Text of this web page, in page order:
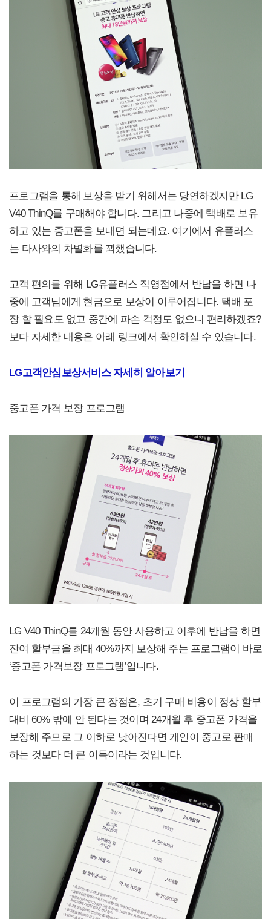
프로그램을 통해 보상을 받기 위해서는 당연하겠지만 LG
V40 ThinQ를 구매해야 합니다. 그리고 나중에 택배로 보유
하고 있는 중고폰을 보내면 되는데요. 여기에서 유플러스
는 타사와의 차별화를 꾀했습니다.
고객 편의를 위해 LG유플러스 직영점에서 반납을 하면 나
중에 고객님에게 현금으로 보상이 이루어집니다. 택배 포
장 할 필요도 없고 중간에 파손 걱정도 없으니 편리하겠죠?
보다 자세한 내용은 아래 링크에서 확인하실 수 있습니다.
LG고객안심보상서비스 자세히 알아보기
중고폰 가격 보장 프로그램
LG V40 ThinQ를 24개월 동안 사용하고 이후에 반납을 하면
잔여 할부금을 최대 40%까지 보상해 주는 프로그램이 바로
‘중고폰 가격보장 프로그램’입니다.
이 프로그램의 가장 큰 장점은, 초기 구매 비용이 정상 할부
대비 60% 밖에 안 된다는 것이며 24개월 후 중고폰 가격을
보장해 주므로 그 이하로 낮아진다면 개인이 중고로 판매
하는 것보다 더 큰 이득이라는 것입니다.